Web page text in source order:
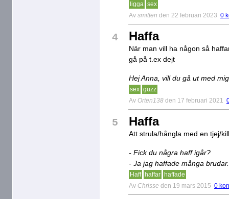
ligga sex
Av smitten den 22 februari 2023 0
4 Haffa
När man vill ha någon så
gå på t.ex dejt
Hej Anna, vill du gå ut med
sex guzz
Av Orten138 den 17 februari 2021
5 Haffa
Att strula/hångla med en tjej/
- Fick du några haff igår?
- Ja jag haffade många brudar.
Haff haffar
haffade
Av Chrisse den 19 mars 2015 0